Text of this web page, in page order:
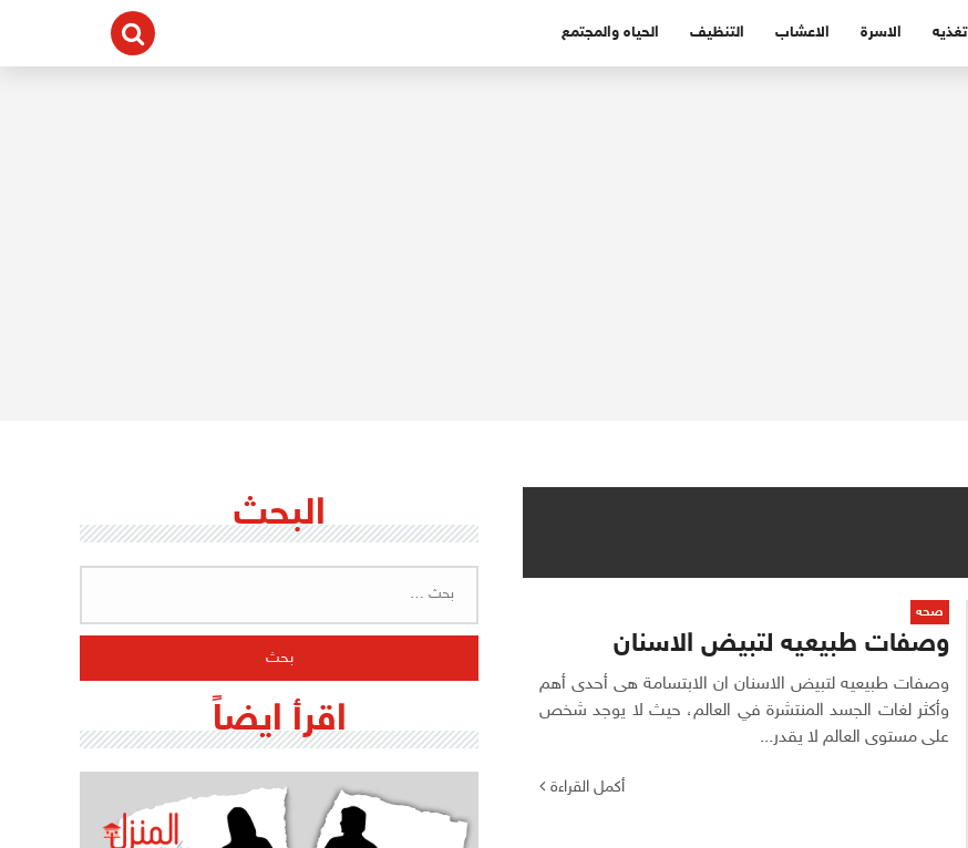
تغذيه الاسرة الاعشاب التنظيف الحياه والمجتمع
صحه
وصفات طبيعيه لتبيض الاسنان
وصفات طبيعيه لتبيض الاسنان ان الابتسامة هى أحدى أهم
وأكثر لغات الجسد المنتشرة في العالم، حيث لا يوجد شخص
على مستوى العالم لا يقدر...
أكمل القراءة
البحث
اقرأ ايضاً